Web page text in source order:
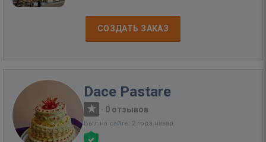
СОЗДАТЬ ЗАКАЗ
Dace Pastare
· 0 отзывов
Был на сайте: 2 года назад